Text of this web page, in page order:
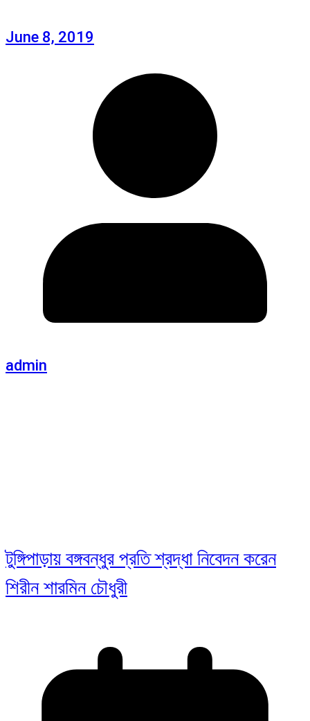
June 8, 2019
admin
টুঙ্গিপাড়ায় বঙ্গবন্ধুর প্রতি শ্রদ্ধা নিবেদন করেন
শিরীন শারমিন চৌধুরী